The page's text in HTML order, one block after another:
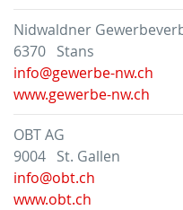
Nidwaldner
6370 Stans
info@gewerbe-nw.ch
www.gewerbe-nw.ch
OBT AG
9004 St. Gallen
info@obt.ch
www.obt.ch